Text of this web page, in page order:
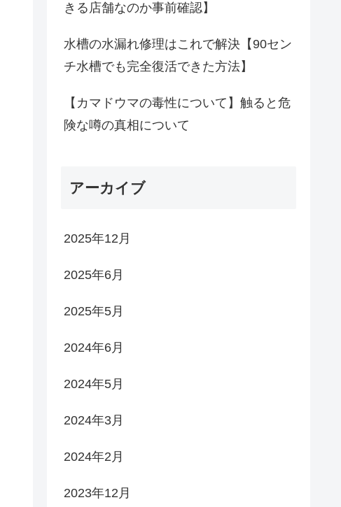
きる店舗なのか事前確認】
水槽の水漏れ修理はこれで解決【90セン
チ水槽でも完全復活できた方法】
【カマドウマの毒性について】触ると危
険な噂の真相について
アーカイブ
2025年12月
2025年6月
2025年5月
2024年6月
2024年5月
2024年3月
2024年2月
2023年12月